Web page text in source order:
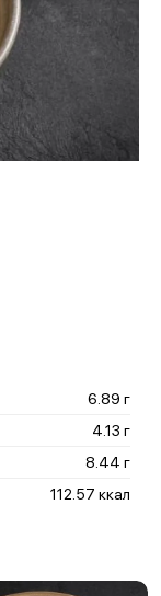
6.89 г
4.13 г
8.44 г
112.57 ккал